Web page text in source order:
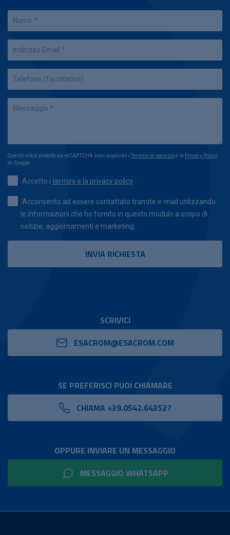
Questo sito è protetto da reCAPTCHA sono applicati i Termini di servizioe la Privacy Policy
di Google.
Accetto i termini e la privacy policy
Acconsento ad essere contattato tramite e-mail utilizzando
le informazioni che ho fornito in questo modulo a scopo di
notizie, aggiornamenti e marketing.
SCRIVICI
ESACROM@ESACROM.COM
SE PREFERISCI PUOI CHIAMARE
CHIAMA +39.0542.643527
OPPURE INVIARE UN MESSAGGIO
MESSAGGIO WHATSAPP